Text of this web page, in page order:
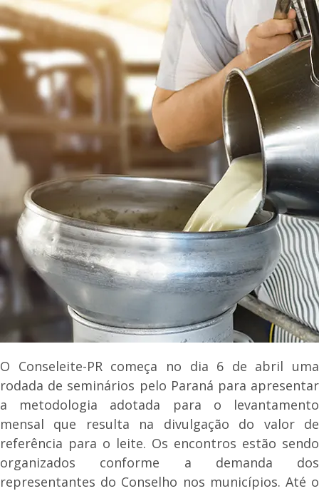
O Conseleite-PR começa no dia 6 de abril uma
rodada de seminários pelo Paraná para apresentar
a metodologia adotada para o levantamento
mensal que resulta na divulgação do valor de
referência para o leite. Os encontros estão sendo
organizados conforme a demanda dos
representantes do Conselho nos municípios. Até o